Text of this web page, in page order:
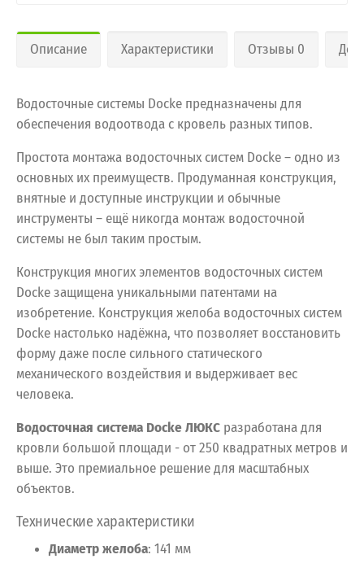
Описание Характеристики Отзывы 0
Водосточные системы Docke предназначены для
обеспечения водоотвода с кровель разных типов.
Простота монтажа водосточных систем Docke – одно из
основных их преимуществ. Продуманная конструкция,
внятные и доступные инструкции и обычные
инструменты – ещё никогда монтаж водосточной
системы не был таким простым.
Конструкция многих элементов водосточных систем
Docke защищена уникальными патентами на
изобретение. Конструкция желоба водосточных систем
Docke настолько надёжна, что позволяет восстановить
форму даже после сильного статического
механического воздействия и выдерживает вес
человека.
Водосточная система Docke ЛЮКС разработанадля
кровли большой площади - от250 квадратных метров и
выше. Это премиальное решениедля масштабных
объектов.
Технические характеристики
Диаметржелоба: 141 мм